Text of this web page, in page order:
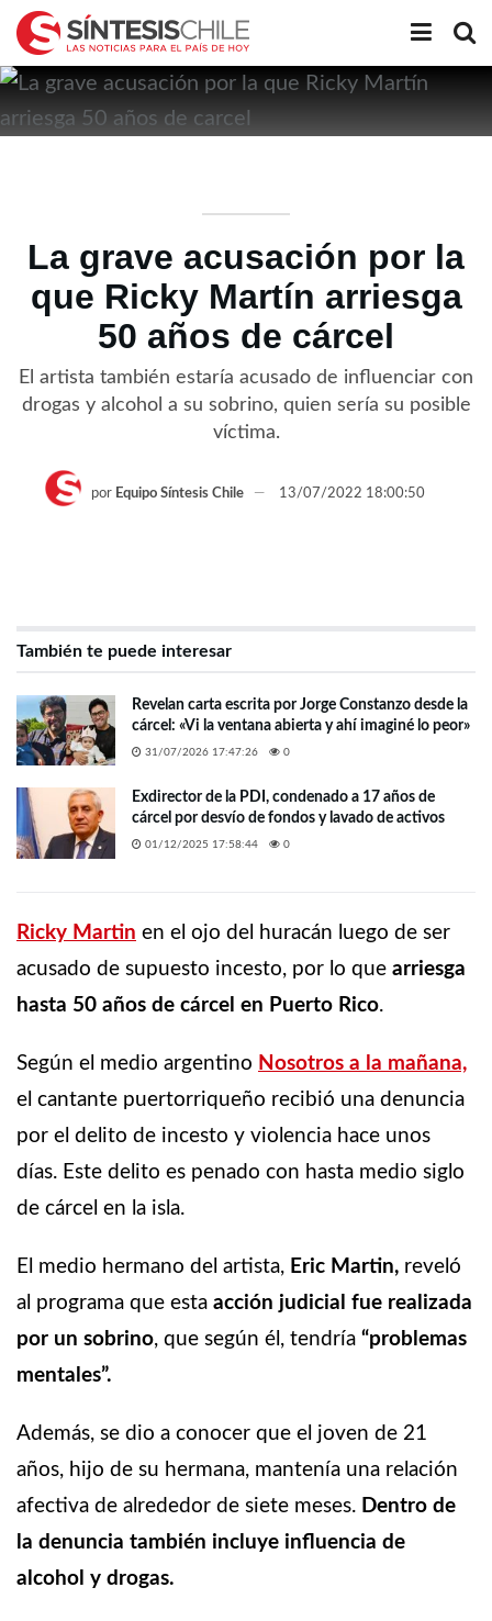
La grave acusación por la
que Ricky Martín arriesga
50 años de cárcel
El artista también estaría acusado de influenciar con
drogas y alcohol a su sobrino, quien sería su posible
víctima.
por Equipo Síntesis Chile 13/07/2022 18:00:50
También te puede interesar
Revelan carta escrita por Jorge Constanzo desde la
cárcel: «Vi la ventana abierta y ahí imaginé lo peor»
31/07/2026 17:47:26 0
Exdirector de la PDI, condenado a 17 años de
cárcel por desvío de fondos y lavado de activos
01/12/2025 17:58:44 0
Ricky Martin en el ojo del huracán luego de ser
acusado de supuesto incesto, por lo que arriesga
hasta 50 años de cárcel en Puerto Rico.
Según el medio argentino Nosotros a la mañana,
el cantante puertorriqueño recibió una denuncia
por el delito de incesto y violencia hace unos
días. Este delito es penado con hasta medio siglo
de cárcel en la isla.
El medio hermano del artista, Eric Martin, reveló
al programa que esta acción judicial fue realizada
por un sobrino, que según él, tendría “problemas
mentales”.
Además, se dio a conocer que el joven de 21
años, hijo de su hermana, mantenía una relación
afectiva de alrededor de siete meses. Dentro de
la denuncia también incluye influencia de
alcohol y drogas.